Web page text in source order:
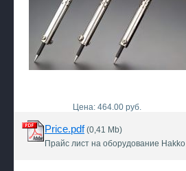
Цена: 464.00 руб.
Price.pdf(0,41 Mb)
Прайс лист на оборудование Hakko